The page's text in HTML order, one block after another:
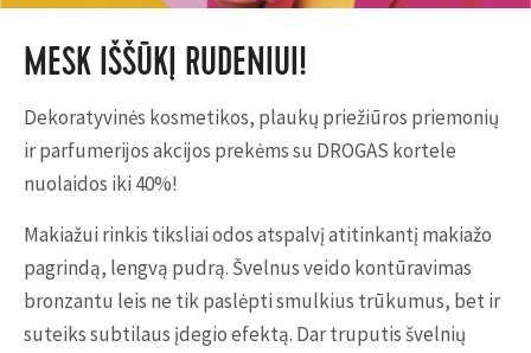
MESK IŠŠŪKĮ RUDENIUI!
Dekoratyvinės kosmetikos, plaukų priežiūros priemonių
ir parfumerijos akcijos prekėms su DROGAS kortele
nuolaidos iki 40%!
Makiažui rinkis tiksliai odos atspalvį atitinkantį makiažo
pagrindą, lengvą pudrą. Švelnus veido kontūravimas
bronzantu leis ne tik paslėpti smulkius trūkumus, bet ir
suteiks subtilaus įdegio efektą. Dar truputis švelnių